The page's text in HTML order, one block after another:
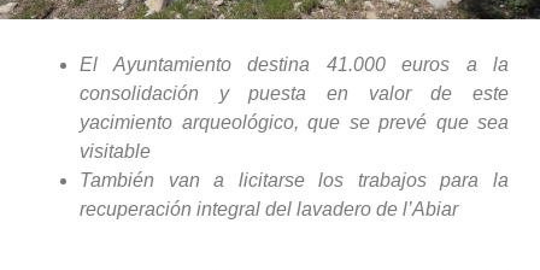
El Ayuntamiento destina 41.000 euros a la
consolidación y puesta en valor de este
yacimiento arqueológico, que se prevé que sea
visitable
También van a licitarse los trabajos para la
recuperación integral del lavadero de l’Abiar